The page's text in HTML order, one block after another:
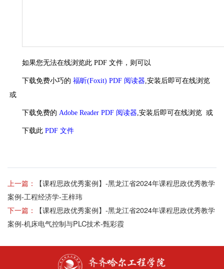
如果您无法在线浏览此 PDF 文件，则可以
下载免费小巧的 福昕(Foxit) PDF 阅读器 ,安装后即可在线浏览
或
下载免费的 Adobe Reader PDF 阅读器 ,安装后即可在线浏览 或
下载此 PDF 文件
上一篇：
【课程思政优秀案例】-黑龙江省2024年课程思政优秀教学
案例-工程经济学-王梓玮
下一篇：
【课程思政优秀案例】-黑龙江省2024年课程思政优秀教学
案例-机床电气控制与PLC技术-甄彩霞